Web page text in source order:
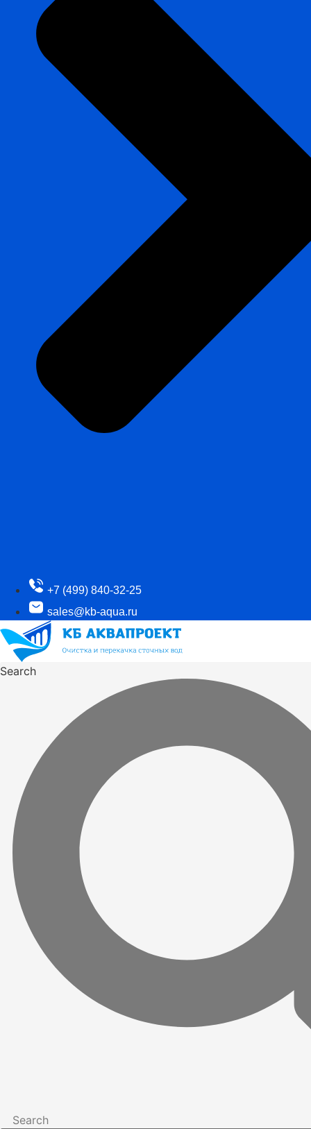
+7 (499) 840-32-25
sales@kb-aqua.ru
Search
Search